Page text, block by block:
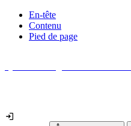
En-tête
Contenu
Pied de page